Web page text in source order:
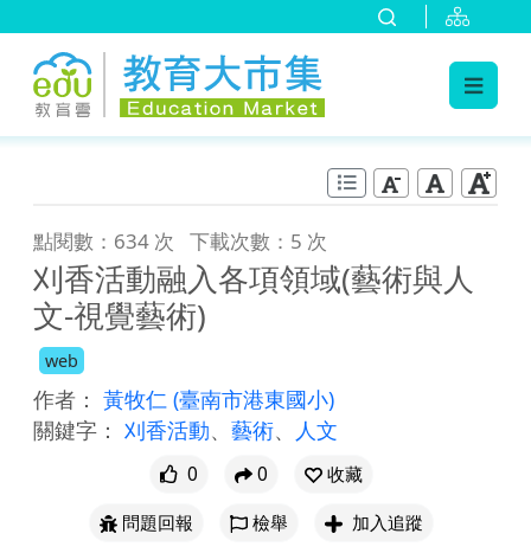
點閱數：634 次 下載次數：5 次
刈香活動融入各項領域(藝術與人
文-視覺藝術)
web
作者： 黃牧仁 (臺南市港東國小)
關鍵字： 刈香活動、 藝術、 人文
0 0
收藏
問題回報
檢舉 加入追蹤